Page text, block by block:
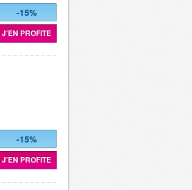
-15%
J'EN PROFITE
-15%
J'EN PROFITE